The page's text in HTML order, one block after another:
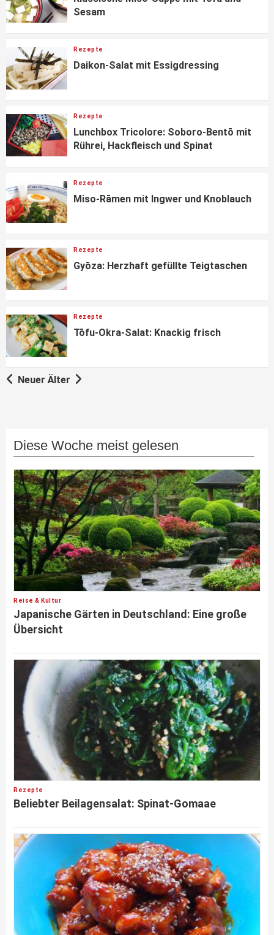
Sesam
Rezepte
Daikon-Salat mit Essigdressing
Rezepte
Lunchbox Tricolore: Soboro-Bentō mit
Rührei, Hackfleisch und Spinat
Rezepte
Miso-Rāmen mit Ingwer und Knoblauch
Rezepte
Gyōza: Herzhaft gefüllte Teigtaschen
Rezepte
Tōfu-Okra-Salat: Knackig frisch
Neuer Älter
Diese Woche meist gelesen
Reise & Kultur
Japanische Gärten in Deutschland: Eine große
Übersicht
Rezepte
Beliebter Beilagensalat: Spinat-Gomaae